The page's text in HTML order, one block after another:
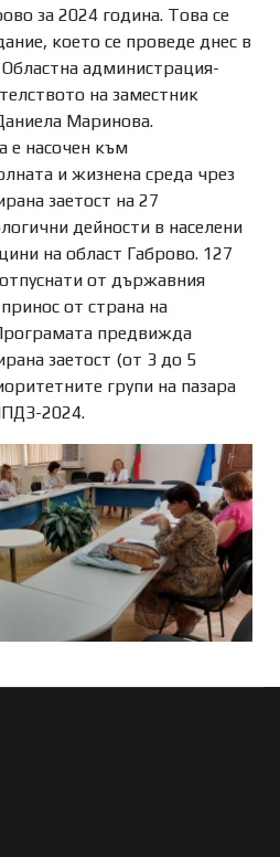
за 2024 година. Това се
което се проведе днес в
Областна администрация-
на заместник
Маринова.
е насочен към
и жизнена среда чрез
заетост на 27
дейности в населени
на област Габрово. 127
от държавния
от страна на
предвижда
заетост (от 3 до 5
групи на пазара
2024.